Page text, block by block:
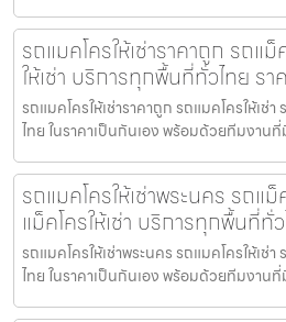
รถแมคโครให้เช่าราคาถูก รถแ
ให้เช่า บริการทุกพื้นที่ทั่วไทย รา
รถแมคโครให้เช่าราคาถูก รถแมคโครให้เช่
ไทย ในราคาเป็นกันเอง พร้อมด้วยทีมงาน
รถแมคโครให้เช่าพระนคร รถแ
แม็คโครให้เช่า บริการทุกพื้นที่ทั่
รถแมคโครให้เช่าพระนคร รถแมคโครให้เช่
ไทย ในราคาเป็นกันเอง พร้อมด้วยทีมงาน